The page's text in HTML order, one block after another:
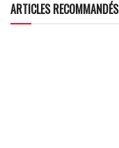
ARTICLES RECOMMANDÉS